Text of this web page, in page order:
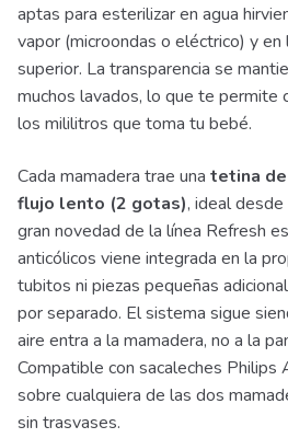
aptas para esterilizar en agua
vapor (microondas o eléctrico) y
superior. La transparencia se
muchos lavados, lo que te permite
los mililitros que toma tu bebé.
Cada mamadera trae una tetina
flujo lento (2 gotas), ideal
gran novedad de la línea Refresh
anticólicos viene integrada en la
tubitos ni piezas pequeñas
por separado. El sistema sigue
aire entra a la mamadera, no a la
Compatible con sacaleches
sobre cualquiera de las dos
sin trasvases.